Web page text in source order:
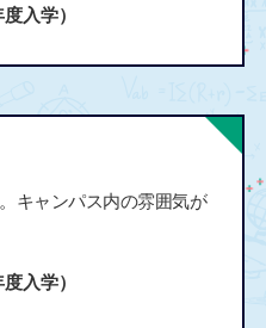
入学）
キャンパス内の雰囲気が
入学）